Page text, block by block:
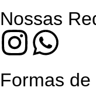
Nossas
Formas